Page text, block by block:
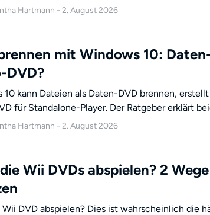
zu einer Daten-DVD, zeigt fünf Schritte vom
die Disc am Computer, aber nicht im Player
Hartmann - 2. August 2026
mit Windows 10:
DVD?
10 kann Dateien als Daten-DVD brennen,
für Standalone-Player. Der Ratgeber erklärt
DVDStyler, DVDFab DVD Creator und
Hartmann - 2. August 2026
Wii DVDs abspielen? 2
Wii DVD abspielen? Dies ist wahrscheinlich die